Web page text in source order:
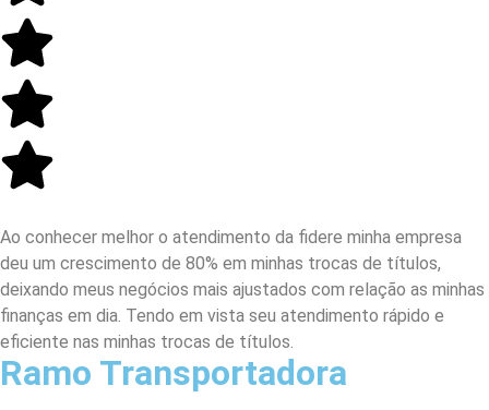
Ao conhecer melhor o atendimento da fidere minha empresa
deu um crescimento de 80% em minhas trocas de títulos,
deixando meus negócios mais ajustados com relação as minhas
finanças em dia. Tendo em vista seu atendimento rápido e
eficiente nas minhas trocas de títulos.
Ramo Transportadora